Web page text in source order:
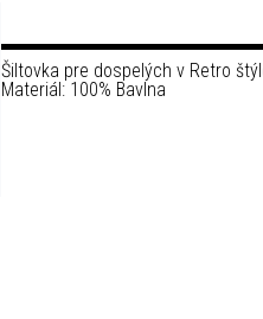
Šiltovka pre dospelých v Retro
Materiál: 100% Bavlna